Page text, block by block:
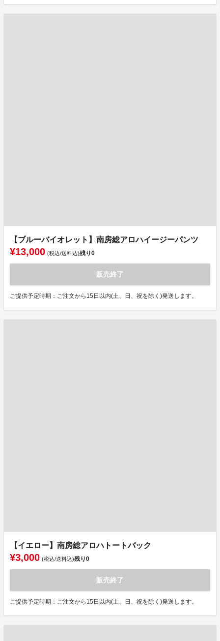
【ブルーバイオレット】南房総アロハイージーパンツ
¥13,000 (税込/送料込)残り0
販売終了
ご提供予定時期：ご注文から15日以内(土、日、祝を除く)発送します。
【イエロー】南房総アロハトートバック
¥3,000 (税込/送料込)残り0
販売終了
ご提供予定時期：ご注文から15日以内(土、日、祝を除く)発送します。